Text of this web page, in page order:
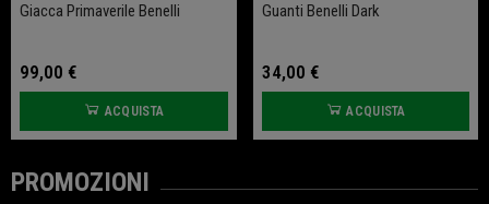
Giacca Primaverile Benelli
99,00 €
ACQUISTA
Guanti Benelli Dark
34,00 €
ACQUISTA
PROMOZIONI